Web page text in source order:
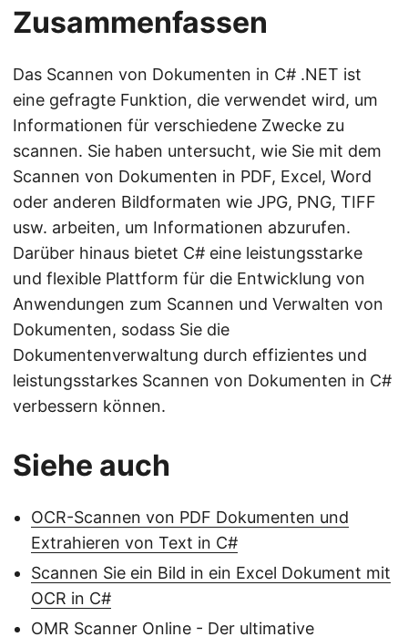
Zusammenfassen
Das Scannen von Dokumenten in C# .NET ist
eine gefragte Funktion, die verwendet wird, um
Informationen für verschiedene Zwecke zu
scannen. Sie haben untersucht, wie Sie mit dem
Scannen von Dokumenten in PDF, Excel, Word
oder anderen Bildformaten wie JPG, PNG, TIFF
usw. arbeiten, um Informationen abzurufen.
Darüber hinaus bietet C# eine leistungsstarke
und flexible Plattform für die Entwicklung von
Anwendungen zum Scannen und Verwalten von
Dokumenten, sodass Sie die
Dokumentenverwaltung durch effizientes und
leistungsstarkes Scannen von Dokumenten in C#
verbessern können.
Siehe auch
OCR-Scannen von PDF Dokumenten und
Extrahieren von Text in C#
Scannen Sie ein Bild in ein Excel Dokument mit
OCR in C#
OMR Scanner Online - Der ultimative